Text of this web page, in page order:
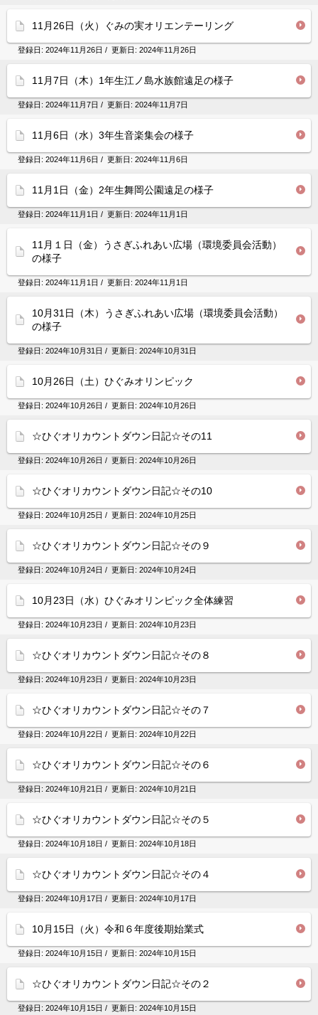
11月26日（火）ぐみの実オリエンテーリング
登録日: 2024年11月26日 / 更新日: 2024年11月26日
11月7日（木）1年生江ノ島水族館遠足の様子
登録日: 2024年11月7日 / 更新日: 2024年11月7日
11月6日（水）3年生音楽集会の様子
登録日: 2024年11月6日 / 更新日: 2024年11月6日
11月1日（金）2年生舞岡公園遠足の様子
登録日: 2024年11月1日 / 更新日: 2024年11月1日
11月１日（金）うさぎふれあい広場（環境委員会活動）
の様子
登録日: 2024年11月1日 / 更新日: 2024年11月1日
10月31日（木）うさぎふれあい広場（環境委員会活動）
の様子
登録日: 2024年10月31日 / 更新日: 2024年10月31日
10月26日（土）ひぐみオリンピック
登録日: 2024年10月26日 / 更新日: 2024年10月26日
☆ひぐオリカウントダウン日記☆その11
登録日: 2024年10月26日 / 更新日: 2024年10月26日
☆ひぐオリカウントダウン日記☆その10
登録日: 2024年10月25日 / 更新日: 2024年10月25日
☆ひぐオリカウントダウン日記☆その９
登録日: 2024年10月24日 / 更新日: 2024年10月24日
10月23日（水）ひぐみオリンピック全体練習
登録日: 2024年10月23日 / 更新日: 2024年10月23日
☆ひぐオリカウントダウン日記☆その８
登録日: 2024年10月23日 / 更新日: 2024年10月23日
☆ひぐオリカウントダウン日記☆その７
登録日: 2024年10月22日 / 更新日: 2024年10月22日
☆ひぐオリカウントダウン日記☆その６
登録日: 2024年10月21日 / 更新日: 2024年10月21日
☆ひぐオリカウントダウン日記☆その５
登録日: 2024年10月18日 / 更新日: 2024年10月18日
☆ひぐオリカウントダウン日記☆その４
登録日: 2024年10月17日 / 更新日: 2024年10月17日
10月15日（火）令和６年度後期始業式
登録日: 2024年10月15日 / 更新日: 2024年10月15日
☆ひぐオリカウントダウン日記☆その２
登録日: 2024年10月15日 / 更新日: 2024年10月15日